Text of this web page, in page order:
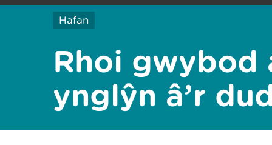
Hafan
Rhoi gwybod
ynglŷn â’r